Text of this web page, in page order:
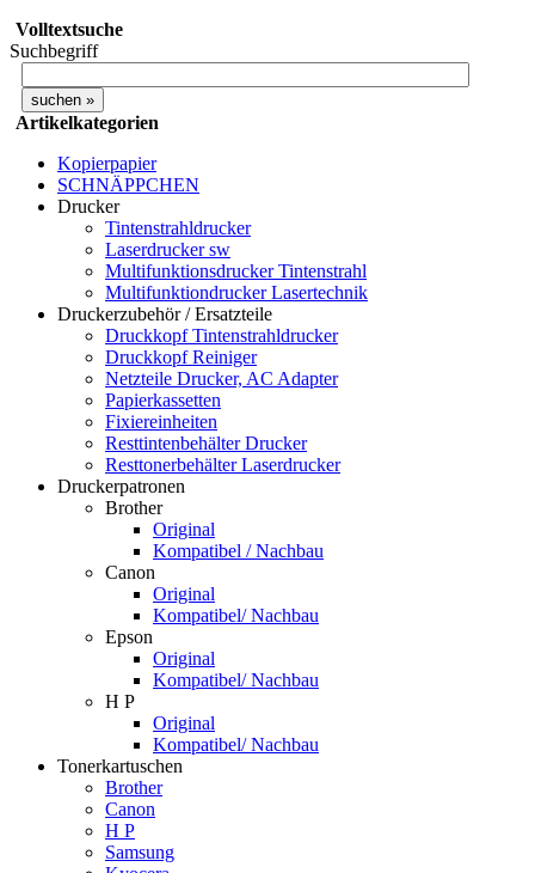
Volltextsuche
Suchbegriff
Artikelkategorien
Kopierpapier
SCHNÄPPCHEN
Drucker
Tintenstrahldrucker
Laserdrucker sw
Multifunktionsdrucker Tintenstrahl
Multifunktiondrucker Lasertechnik
Druckerzubehör / Ersatzteile
Druckkopf Tintenstrahldrucker
Druckkopf Reiniger
Netzteile Drucker, AC Adapter
Papierkassetten
Fixiereinheiten
Resttintenbehälter Drucker
Resttonerbehälter Laserdrucker
Druckerpatronen
Brother
Original
Kompatibel / Nachbau
Canon
Original
Kompatibel/ Nachbau
Epson
Original
Kompatibel/ Nachbau
H P
Original
Kompatibel/ Nachbau
Tonerkartuschen
Brother
Canon
H P
Samsung